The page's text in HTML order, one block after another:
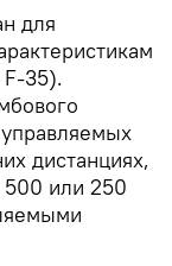
для
35).
дистанциях,
или 250